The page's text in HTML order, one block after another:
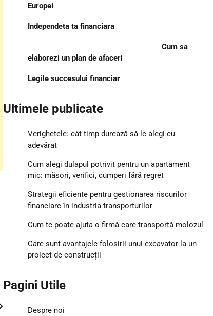
Europei
Independeta ta financiara
Cum sa
elaborezi un plan de afaceri
Legile succesului financiar
Ultimele publicate
Verighetele: cât timp durează să le alegi cu
adevărat
Cum alegi dulapul potrivit pentru un apartament
mic: măsori, verifici, cumperi fără regret
Strategii eficiente pentru gestionarea riscurilor
financiare în industria transporturilor
Cum te poate ajuta o firmă care transportă molozul
Care sunt avantajele folosirii unui excavator la un
proiect de construcții
Pagini Utile
Despre noi